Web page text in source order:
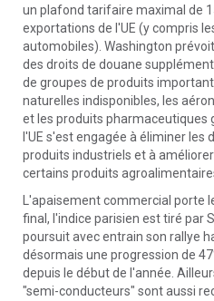
un plafond tarifaire maximal de
exportations de l'UE (y compris
automobiles). Washington
des droits de douane
de groupes de produits
naturelles indisponibles, les
et les produits pharmaceutiques
l'UE s'est engagée à éliminer les
produits industriels et à
certains produits
L'apaisement commercial porte
final, l'indice parisien est tiré par
poursuit avec entrain son rallye
désormais une progression de
depuis le début de l'année.
"semi-conducteurs" sont aussi